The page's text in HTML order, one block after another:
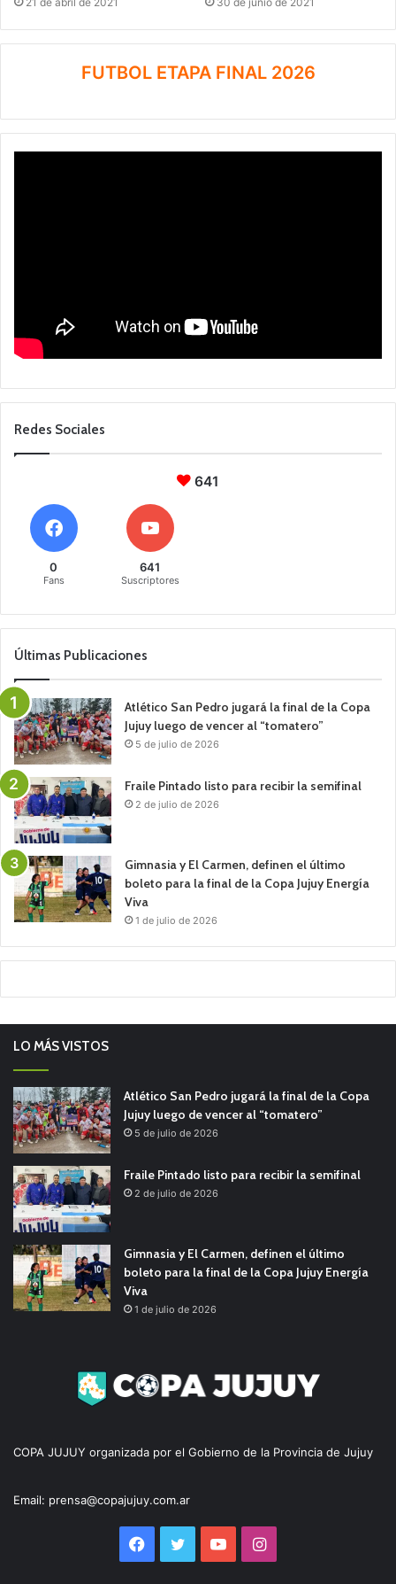
FUTBOL ETAPA FINAL 2026
Redes Sociales
641
0
Fans
641
Suscriptores
Últimas Publicaciones
Atlético San Pedro jugará la final de la Copa
Jujuy luego de vencer al “tomatero”
5 de julio de 2026
Fraile Pintado listo para recibir la semifinal
2 de julio de 2026
Gimnasia y El Carmen, definen el último
boleto para la final de la Copa Jujuy Energía
Viva
1 de julio de 2026
LO MÁS VISTOS
Atlético San Pedro jugará la final de la Copa
Jujuy luego de vencer al “tomatero”
5 de julio de 2026
Fraile Pintado listo para recibir la semifinal
2 de julio de 2026
Gimnasia y El Carmen, definen el último
boleto para la final de la Copa Jujuy Energía
Viva
1 de julio de 2026
COPA JUJUY organizada por el Gobierno de la Provincia de Jujuy
Email: prensa@copajujuy.com.ar
Facebook
TwitterYouTubeInstagram